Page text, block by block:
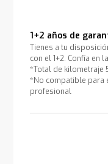
1+2 años de
Tienes a tu
con el 1+2. Confía en
*Total de kilometraje
*No compatible para
profesional